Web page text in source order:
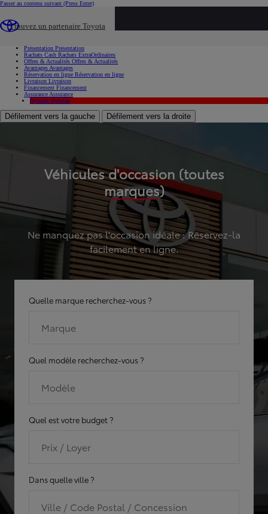
Passer au contenu suivant (Press Enter)
Trouvez un partenaire Toyota
Présentation Présentation
Rachats Cash Rachats ExtraOrdinaires
Offres & Actualités Offres & Actualités
Avantages Avantages
Réservation en ligne Réservation en ligne
Livraison Livraison
Financement Financement
Assurance Assurance
Hybride Hybride
Défilement vers la gauche Défilement vers la droite
Véhicules d'occasion (toutes
marques)
Ne manquez pas l'occasion idéale : Réservez-la
facilement en ligne.
Quelle marque recherchez-vous ?
Marque
Quel modèle recherchez-vous ?
Modèle
Quel est votre budget ?
Prix / Loyer
Dans quelle ville ?
Ville / Code Postal / Concession